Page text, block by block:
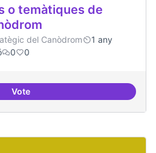
o temàtiques de
del Canòdrom
1 any
0 0
VoteEstablir les àrees o temàtiques